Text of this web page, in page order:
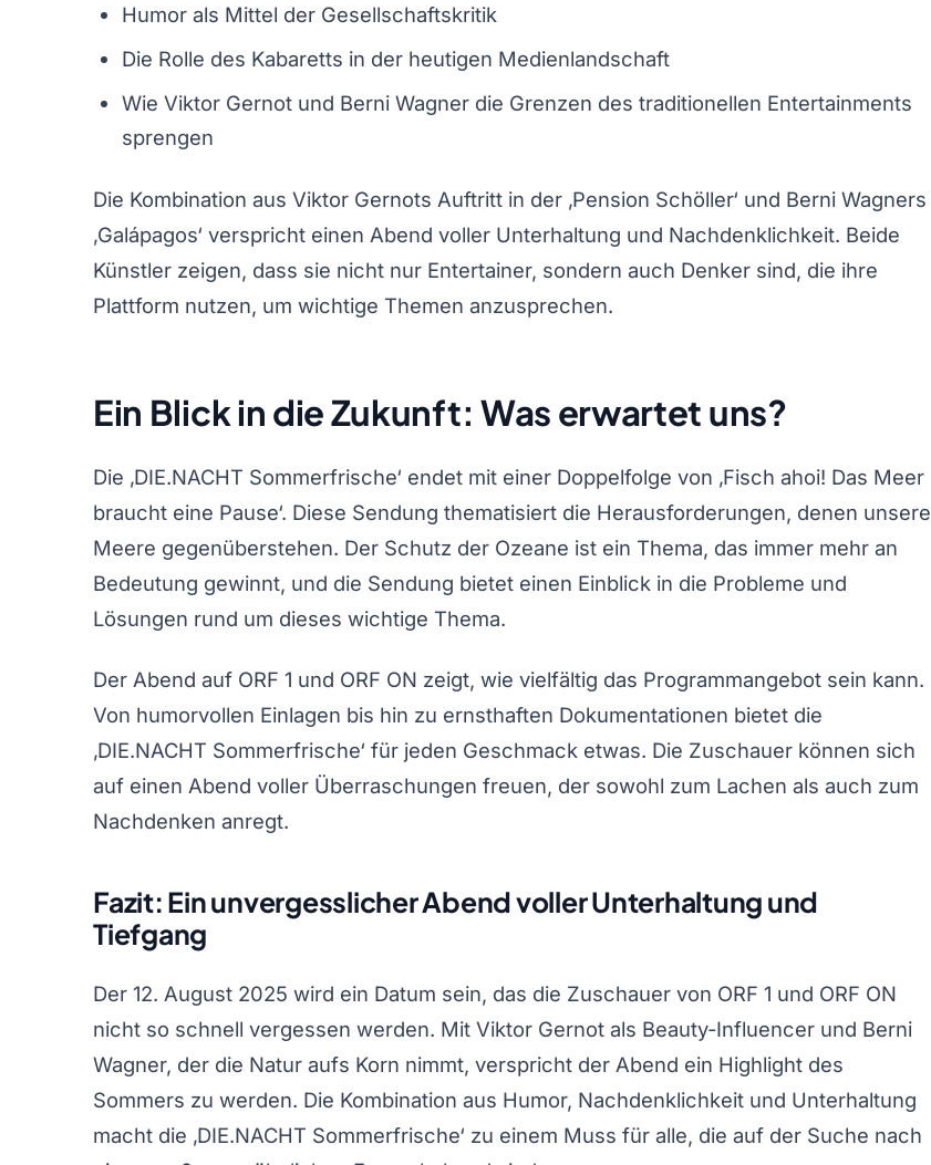
Humor als Mittel der Gesellschaftskritik
Die Rolle des Kabaretts in der heutigen Medienlandschaft
Wie Viktor Gernot und Berni Wagner die Grenzen des traditionellen Entertainments
sprengen
Die Kombination aus Viktor Gernots Auftritt in der ‚Pension Schöller‘ und Berni Wagners
‚Galápagos‘ verspricht einen Abend voller Unterhaltung und Nachdenklichkeit. Beide
Künstler zeigen, dass sie nicht nur Entertainer, sondern auch Denker sind, die ihre
Plattform nutzen, um wichtige Themen anzusprechen.
Ein Blick in die Zukunft: Was erwartet uns?
Die ‚DIE.NACHT Sommerfrische‘ endet mit einer Doppelfolge von ‚Fisch ahoi! Das Meer
braucht eine Pause‘. Diese Sendung thematisiert die Herausforderungen, denen unsere
Meere gegenüberstehen. Der Schutz der Ozeane ist ein Thema, das immer mehr an
Bedeutung gewinnt, und die Sendung bietet einen Einblick in die Probleme und
Lösungen rund um dieses wichtige Thema.
Der Abend auf ORF 1 und ORF ON zeigt, wie vielfältig das Programmangebot sein kann.
Von humorvollen Einlagen bis hin zu ernsthaften Dokumentationen bietet die
‚DIE.NACHT Sommerfrische‘ für jeden Geschmack etwas. Die Zuschauer können sich
auf einen Abend voller Überraschungen freuen, der sowohl zum Lachen als auch zum
Nachdenken anregt.
Fazit: Ein unvergesslicher Abend voller Unterhaltung und
Tiefgang
Der 12. August 2025 wird ein Datum sein, das die Zuschauer von ORF 1 und ORF ON
nicht so schnell vergessen werden. Mit Viktor Gernot als Beauty-Influencer und Berni
Wagner, der die Natur aufs Korn nimmt, verspricht der Abend ein Highlight des
Sommers zu werden. Die Kombination aus Humor, Nachdenklichkeit und Unterhaltung
macht die ‚DIE.NACHT Sommerfrische‘ zu einem Muss für alle, die auf der Suche nach